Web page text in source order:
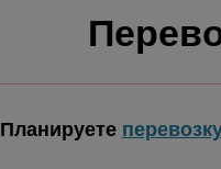
Планируете